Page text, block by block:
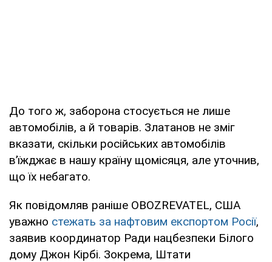
До того ж, заборона стосується не лише
автомобілів, а й товарів. Златанов не зміг
вказати, скільки російських автомобілів
в’їжджає в нашу країну щомісяця, але уточнив,
що їх небагато.
Як повідомляв раніше OBOZREVATEL, США
уважно стежать за нафтовим експортом Росії,
заявив координатор Ради нацбезпеки Білого
дому Джон Кірбі. Зокрема, Штати